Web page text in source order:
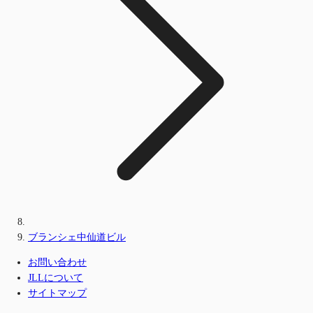
ブランシェ中仙道ビル
お問い合わせ
JLLについて
サイトマップ